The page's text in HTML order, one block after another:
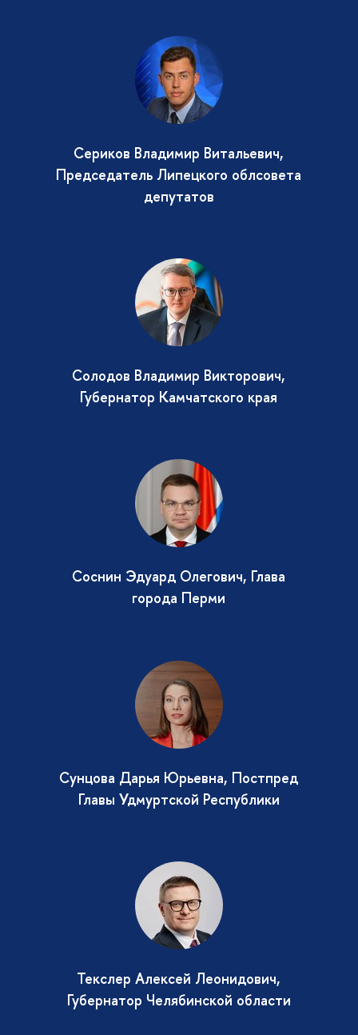
Сериков Владимир Витальевич,
Председатель Липецкого облсовета
депутатов
Солодов Владимир Викторович,
Губернатор Камчатского края
Соснин Эдуард Олегович, Глава
города Перми
Сунцова Дарья Юрьевна, Постпред
Главы Удмуртской Республики
Текслер Алексей Леонидович,
Губернатор Челябинской области